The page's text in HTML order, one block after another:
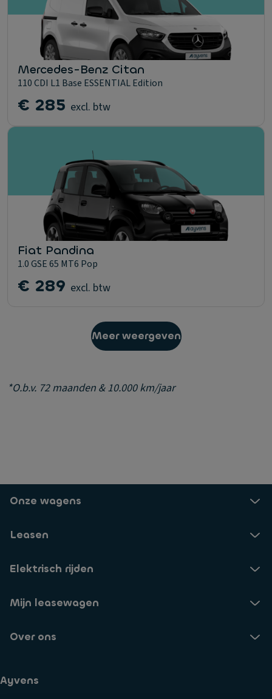
Mercedes-Benz Citan
110 CDI L1 Base ESSENTIAL Edition
€ 285 excl. btw
Fiat Pandina
1.0 GSE 65 MT6 Pop
€ 289 excl. btw
Meer weergeven
*O.b.v. 72 maanden & 10.000 km/jaar
Onze wagens
Leasen
Elektrisch rijden
Mijn leasewagen
Over ons
Ayvens